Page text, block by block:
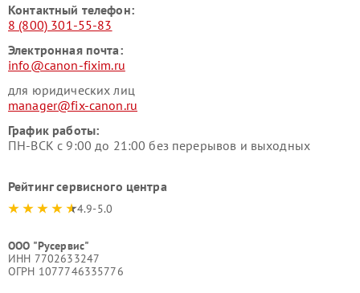
Контактный телефон:
8 (800) 301-55-83
Электронная почта:
info@canon-fixim.ru
для юридических лиц
manager@fix-canon.ru
График работы:
ПН-ВСК с 9:00 до 21:00 без перерывов и выходных
Рейтинг сервисного центра
4.9-5.0
ООО "Русервис"
ИНН 7702633247
ОГРН 1077746335776